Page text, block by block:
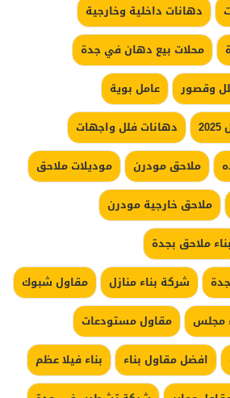
دهانات داخلية وخارجية
محلات بيع دهان في جدة
وقصور
عامل بوية
دهانات فلل واجهات
ملاحق مودرن
موديلات ملاحق
ملاحق خارجية مودرن
بناء ملاحق بجدة
شركة بناء منازل
مقاول شبوك
مجلس
مقاول مستودعات
افضل مقاول بناء
بناء فيلا عظم